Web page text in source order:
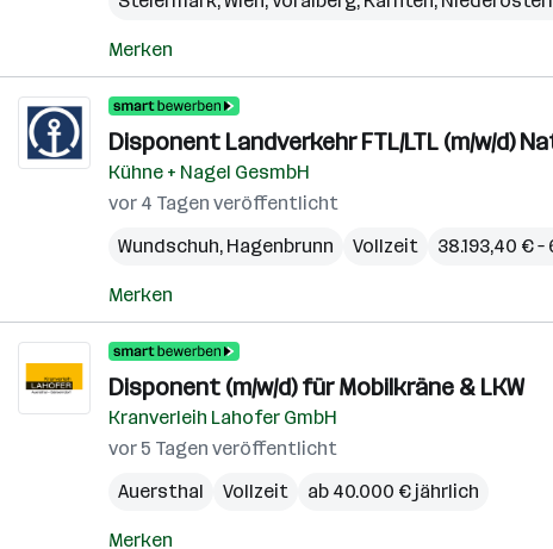
Merken
Disponent Landverkehr FTL/LTL (m/w/d)
Kühne + Nagel GesmbH
vor 4 Tagen veröffentlicht
Wundschuh, Hagenbrunn Vollzeit 38.193,40 €
Merken
Disponent (m/w/d) für Mobilkräne & LKW
Kranverleih Lahofer GmbH
vor 5 Tagen veröffentlicht
Auersthal
Vollzeit ab 40.000 € jährlich
Merken